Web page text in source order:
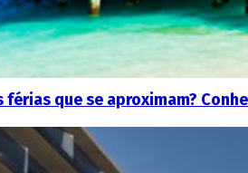
férias que se aproximam?